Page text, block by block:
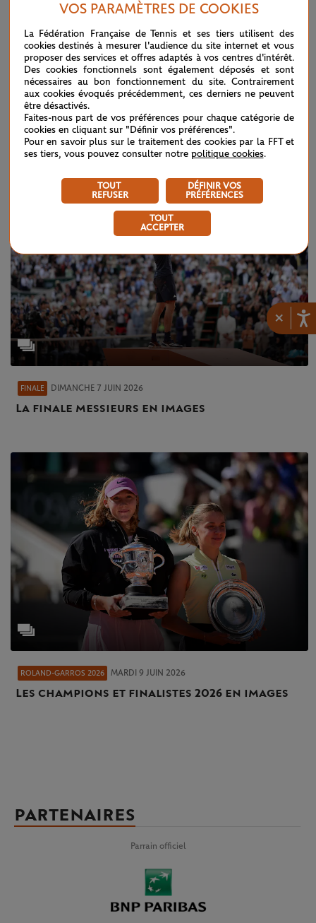
×
FINALE DAMES SAMEDI 6 JUIN 2026
La finale dames en images
FINALE DIMANCHE 7 JUIN 2026
La finale messieurs en images
ROLAND-GARROS 2026 MARDI 9 JUIN 2026
Les champions et finalistes 2026 en images
PARTENAIRES
Parrain officiel
VOS PARAMÈTRES DE COOKIES
La Fédération Française de Tennis et ses tiers utilisent des
cookies destinés à mesurer l'audience du site internet et vous
proposer des services et offres adaptés à vos centres d'intérêt.
Des cookies fonctionnels sont également déposés et sont
nécessaires au bon fonctionnement du site. Contrairement
aux cookies évoqués précédemment, ces derniers ne peuvent
être désactivés.
Faites-nous part de vos préférences pour chaque catégorie de
cookies en cliquant sur "Définir vos préférences".
Pour en savoir plus sur le traitement des cookies par la FFT et
ses tiers, vous pouvez consulter notre politique cookies.
TOUT
REFUSER
DÉFINIR VOS
PRÉFÉRENCES
TOUT
ACCEPTER